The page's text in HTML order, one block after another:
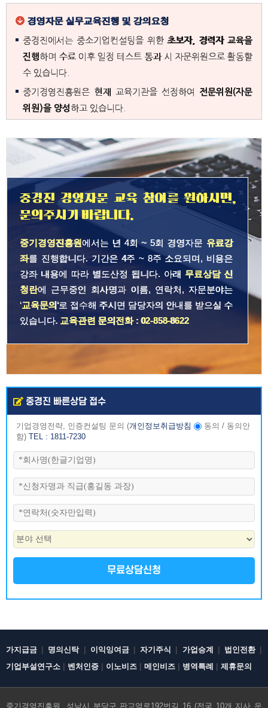
경영자문 실무교육진행 및 강의요청
중경진에서는 중소기업컨설팅을 위한 초보자, 경력자 교육을
진행하며 수료 이후 일정 테스트 통과 시 자문위원으로 활동할
수 있습니다.
중기경영진흥원은 현재 교육기관을 선정하여 전문위원(자문
위원)을 양성 하고 있습니다.
중경진 경영자문 교육 참여를 원하시면,
문의주시기 바랍니다.
중기경영진흥원에서는 년 4회 ~ 5회 경영자문 유료강
좌를 진행합니다. 기간은 4주 ~ 8주 소요되며, 비용은
강좌 내용에 따라 별도산정 됩니다. 아래 무료상담 신
청란에 근무중인 회사명과 이름, 연락처, 자문분야는
‘교육문의‘로 접수해 주시면 담당자의 안내를 받으실 수
있습니다. 교육관련 문의전화 : 02-858-8622
중경진 빠른상담 접수
기업경영전략, 인증컨설팅 문의 (개인정보취급방침 동의 / 동의안
함) TEL : 1811-7230
무료상담신청
가지급금 | 명의신탁| 이익잉여금|자기주식 | 가업승계 | 법인전환|
기업부설연구소 | 벤처인증 | 이노비즈 | 메인비즈 | 병역특례 | 제휴문의
중기경영진흥원, 성남시 분당구 판교역로192번길 16 (전국 10개 지사 운